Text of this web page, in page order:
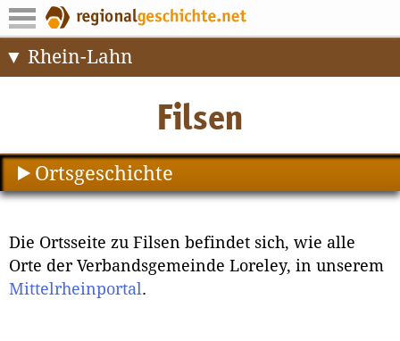
Rhein-Lahn
Ortsgeschichte
Die Ortsseite zu Filsen befindet sich, wie alle
Orte der Verbandsgemeinde Loreley, in unserem
Mittelrheinportal.